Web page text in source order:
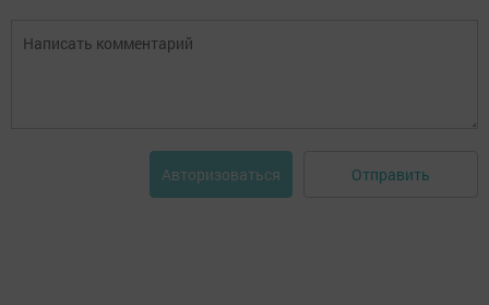
Авторизоваться Отправить